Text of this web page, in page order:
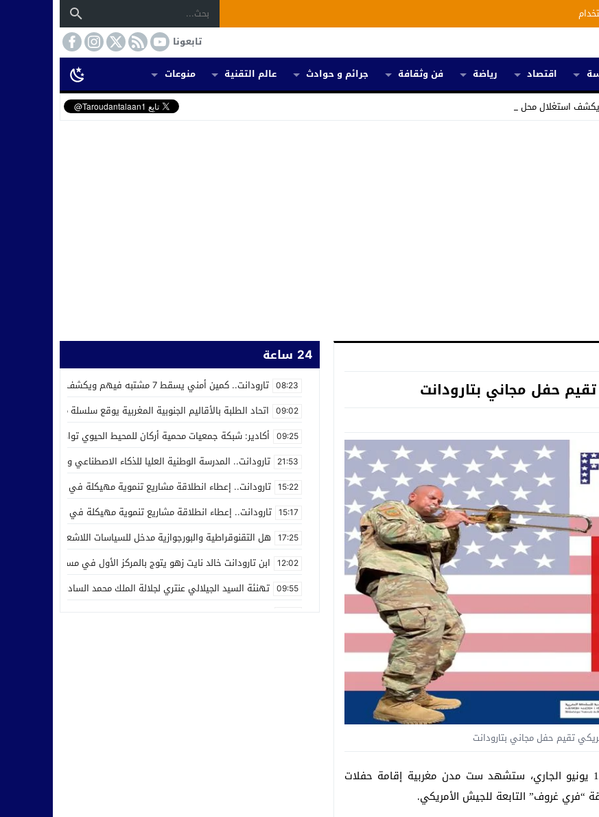
تابعونا
اقتصاد رياضة فن وثقافة جرائم و حوادث عالم التقنية
منوعات
حفل مجاني بتارودانت
تقيم حفل مجاني بتارودانت
أعلنت السفارة الأميركية بالرباط أنه ابتداء من الجمعة 17 يونيو الجاري، ستشهد ست مدن مغربية إقامة حفلات
“فري غروف” التابعة للجيش الأمريكي.
24 ساعة
08:23 تارودانت.. كمين أمني يسقط 7 مشتبه فيهم ويكشف استغلال محل للحلاقة في ترويج المخدرات
09:02 اتحاد الطلبة بالأقاليم الجنوبية المغربية يوقع سلسلة من اتفاقيات
09:25 أكادير: شبكة جمعيات محمية أركان للمحيط الحيوي تواصل عملها من أجل
21:53 تارودانت.. المدرسة الوطنية العليا للذكاء الاصطناعي وعلوم
15:22 تارودانت.. إعطاء انطلاقة مشاريع تنموية مهيكلة في إطار الاحتفال بالذكرى الـ27 لعيد
15:17 تارودانت.. إعطاء انطلاقة مشاريع تنموية مهيكلة في إطار الاحتفال بالذكرى الـ27 لعيد
17:25 هل التقنوقراطية والبورجوازية مدخل للسياسات اللاشعبية
12:02 ابن تارودانت خالد نايت زهو يتوج بالمركز الأول في مسابقة “Creative Cup” بالولايات المتحدة
09:55 تهنئة السيد الجيلالي عنتري لجلالة الملك محمد السادس بمناسبة عيد